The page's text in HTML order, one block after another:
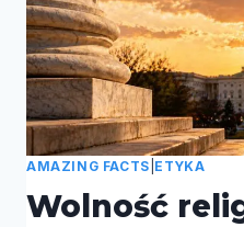
AMAZING FACTS ETYKA
Wolność